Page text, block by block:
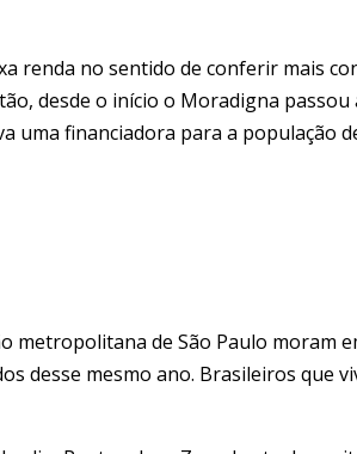
renda no sentido de conferir mais
desde o início o Moradigna
uma financiadora para a população
de São Paulo moram
desse mesmo ano. Brasileiros que